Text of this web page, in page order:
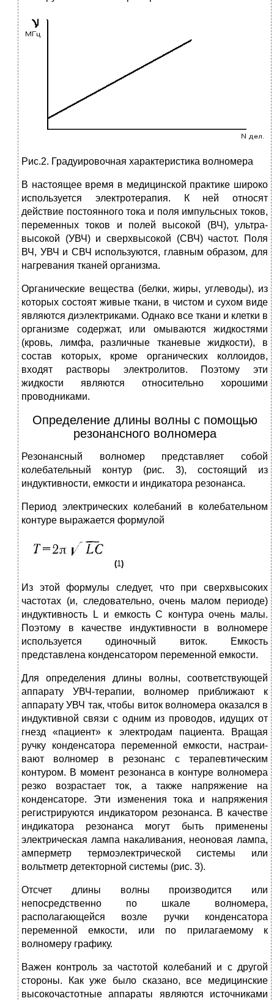
Рис.2. Градуировочная характеристика волномера
В настоящее время в медицинской практике широко
используется электротерапия. К ней относят
действие постоянного тока и поля импульсных токов,
переменных токов и полей высокой (ВЧ), ультра­
высокой (УВЧ) и сверхвысокой (СВЧ) частот. Поля
ВЧ, УВЧ и СВЧ используются, главным образом, для
нагревания тканей организма.
Органические вещества (белки, жиры, углеводы), из
которых состоят живые ткани, в чистом и сухом виде
являются диэлектриками. Однако все ткани и клетки в
организме содержат, или омываются жидкостями
(кровь, лимфа, различные тканевые жидкости), в
состав которых, кроме органических коллоидов,
входят растворы электролитов. Поэтому эти
жидкости являются относительно хорошими
проводниками.
Определение длины волны с помощью
резонансного волномера
Резонансный волномер представляет собой
колебательный контур (рис. 3), состоящий из
индуктивности, емкости и ин­дикатора резонанса.
Период электрических колебаний в колебательном
контуре выражается формулой
(1)
Из этой формулы следует, что при сверхвысоких
частотах (и, следовательно, очень малом периоде)
индуктивность L и емкость С
контура очень малы.
Поэтому в качестве индуктив­ности в волномере
используется одиночный виток. Емкость
представлена конденсатором переменной емкости.
Для определения длины волны, соответствующей
аппарату УВЧ-терапии, волномер приближают к
аппарату УВЧ так, чтобы виток волномера оказался в
индуктивной связи с одним из проводов, идущих от
гнезд «пациент» к электродам пациен­та. Вращая
ручку конденсатора переменной емкости, настраи­
вают волномер в резонанс с терапевтическим
контуром. В мо­мент резонанса в контуре волномера
резко возрастает ток, а также напряжение на
конденсаторе. Эти изменения тока и напряжения
регистрируются индикатором резонанса. В каче­стве
индикатора резонанса могут быть применены
электриче­ская лампа накаливания, неоновая лампа,
амперметр термоэлектрической системы или
вольтметр детекторной системы (рис. 3).
Отсчет длины волны производится или
непосредственно по шкале волномера,
располагающейся возле ручки конден­сатора
переменной емкости, или по прилагаемому к
волноме­ру графику.
Важен контроль за частотой колебаний и с другой
сторо­ны. Как уже было сказано, все медицинские
высокочастотные аппараты являются источниками